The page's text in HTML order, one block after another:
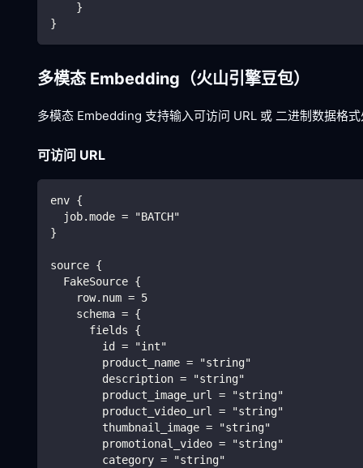
    }
}
多模态 Embedding（火山引擎豆包）
多模态 Embedding 支持输入可访问 URL 或 二进制数据格
可访问 URL
env {
  job.mode = "BATCH"
}
source {
  FakeSource {
    row.num = 5
    schema = {
      fields {
        id = "int"
        product_name = "string"
        description = "string"
        product_image_url = "string"
        product_video_url = "string"
        thumbnail_image = "string"
        promotional_video = "string"
        category = "string"